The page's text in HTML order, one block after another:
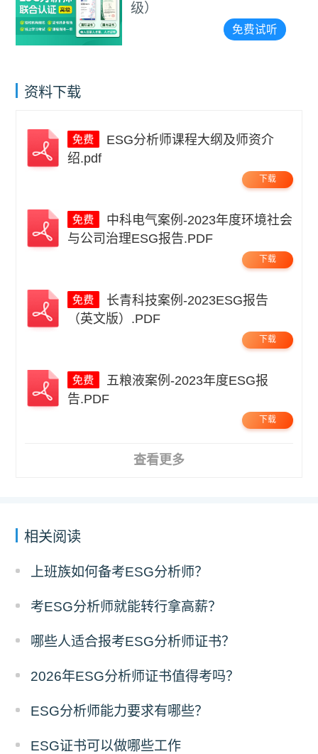
级）
免费试听
资料下载
绍.pdf
下载
与公司治理ESG报告.PDF
下载
（英文版）.PDF
下载
告.PDF
下载
查看更多
相关阅读
上班族如何备考ESG分析师？
考ESG分析师就能转行拿高薪？
哪些人适合报考ESG分析师证书？
2026年ESG分析师证书值得考吗？
ESG分析师能力要求有哪些？
ESG证书可以做哪些工作